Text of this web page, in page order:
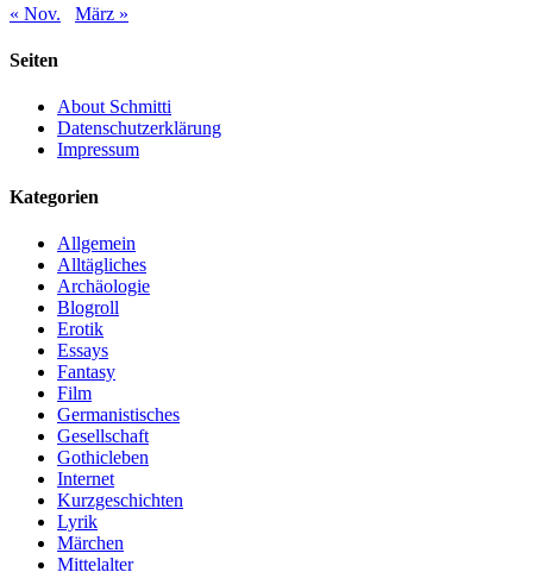
« Nov.
März »
Seiten
About Schmitti
Datenschutzerklärung
Impressum
Kategorien
Allgemein
Alltägliches
Archäologie
Blogroll
Erotik
Essays
Fantasy
Film
Germanistisches
Gesellschaft
Gothicleben
Internet
Kurzgeschichten
Lyrik
Märchen
Mittelalter